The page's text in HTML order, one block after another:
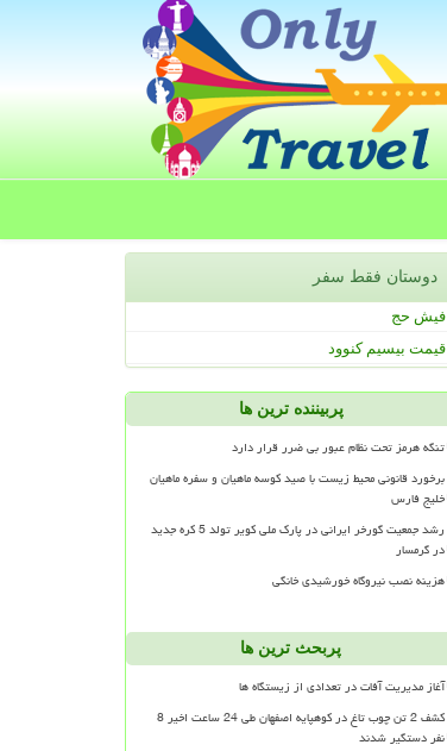
دوستان فقط سفر
فیش حج
قیمت بیسیم کنوود
پربیننده ترین ها
تنگه هرمز تحت نظام عبور بی ضرر قرار دارد
برخورد قانونی محیط زیست با صید کوسه ماهیان و سفره ماهیان
خلیج فارس
رشد جمعیت گورخر ایرانی در پارک ملی کویر تولد 5 کره جدید
در گرمسار
هزینه نصب نیروگاه خورشیدی خانگی
پربحث ترین ها
آغاز مدیریت آفات در تعدادی از زیستگاه ها
کشف 2 تن چوب تاغ در کوهپایه اصفهان طی 24 ساعت اخیر 8
نفر دستگیر شدند